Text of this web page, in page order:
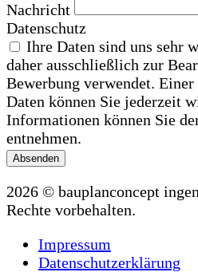
Nachricht
Datenschutz
Ihre Daten sind uns sehr
daher ausschließlich zur
Bewerbung verwendet.
Daten können Sie jederzeit
Informationen können Sie
entnehmen.
Absenden
2026 © bauplanconcept
Rechte vorbehalten.
Impressum
Datenschutzerklärung